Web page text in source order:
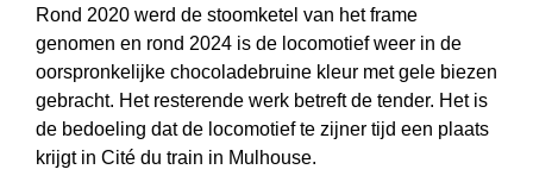
Rond 2020 werd de stoomketel van het frame
genomen en rond 2024 is de locomotief weer in de
oorspronkelijke chocoladebruine kleur met gele biezen
gebracht. Het resterende werk betreft de tender. Het is
de bedoeling dat de locomotief te zijner tijd een plaats
krijgt in Cité du train in Mulhouse.